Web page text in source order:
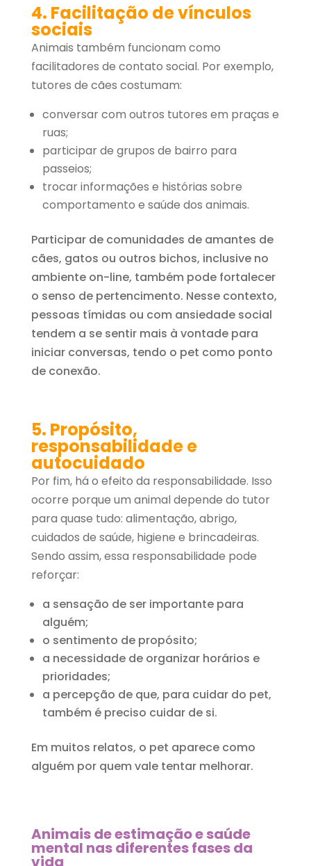
4. Facilitação de vínculos
sociais
Animais também funcionam como
facilitadores de contato social. Por exemplo,
tutores de cães costumam:
conversar com outros tutores em praças e
ruas;
participar de grupos de bairro para
passeios;
trocar informações e histórias sobre
comportamento e saúde dos animais.
Participar de comunidades de amantes de
cães, gatos ou outros bichos, inclusive no
ambiente on-line, também pode fortalecer
o senso de pertencimento. Nesse contexto,
pessoas tímidas ou com ansiedade social
tendem a se sentir mais à vontade para
iniciar conversas, tendo o pet como ponto
de conexão.
5. Propósito,
responsabilidade e
autocuidado
Por fim, há o efeito da responsabilidade. Isso
ocorre porque um animal depende do tutor
para quase tudo: alimentação, abrigo,
cuidados de saúde, higiene e brincadeiras.
Sendo assim, essa responsabilidade pode
reforçar:
a sensação de ser importante para
alguém;
o sentimento de propósito;
a necessidade de organizar horários e
prioridades;
a percepção de que, para cuidar do pet,
também é preciso cuidar de si.
Em muitos relatos, o pet aparece como
alguém por quem vale tentar melhorar.
Animais de estimação e saúde
mental nas diferentes fases da
vida